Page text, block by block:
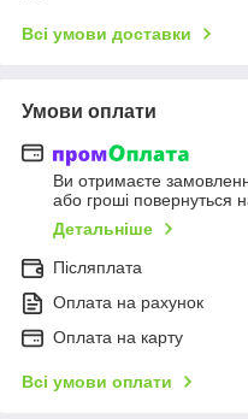
Всі умови доставки
Умови оплати
Ви отримаєте
або гроші повернуться
Детальніше
Післяплата
Оплата на рахунок
Оплата на карту
Всі умови оплати